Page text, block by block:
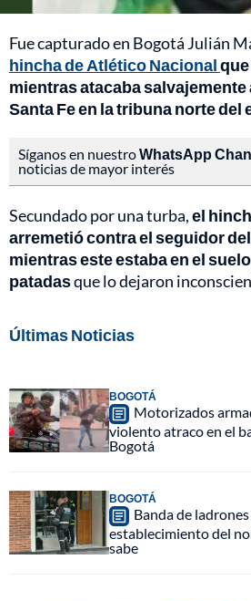
Fue capturado en Bogotá Julián
hincha de Atlético Nacional
mientras atacaba salvajemente
Santa Fe en la tribuna norte del
Síganos en nuestroWhatsApp
noticias de mayor interés
Secundado por una turba,el
arremetió contra el seguidor
mientras este estaba en el
patadasque lo dejaron
Últimas Noticias
BOGOTÁ
Motorizados
violento atraco en el
Bogotá
BOGOTÁ
Banda de
establecimiento del
sabe